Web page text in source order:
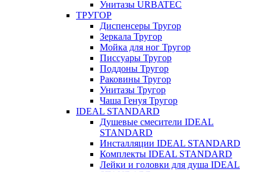
Унитазы URBATEC
ТРУГОР
Диспенсеры Тругор
Зеркала Тругор
Мойка для ног Тругор
Писсуары Тругор
Поддоны Тругор
Раковины Тругор
Унитазы Тругор
Чаша Генуя Тругор
IDEAL STANDARD
Душевые смесители IDEAL
STANDARD
Инсталляции IDEAL STANDARD
Комплекты IDEAL STANDARD
Лейки и головки для душа IDEAL